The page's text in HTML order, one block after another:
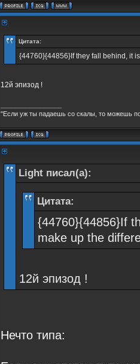
Цитата:
{44760}{44856}If they fall behind, it
12й эпизод !
"Если уж ты падаешь со скалы, то можешь
Light писал(а):
Цитата:
{44760}{44856}If
make up the
12й эпизод !
Нечто типа: